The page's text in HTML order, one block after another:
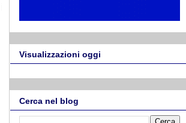
Visualizzazioni oggi
Cerca nel blog